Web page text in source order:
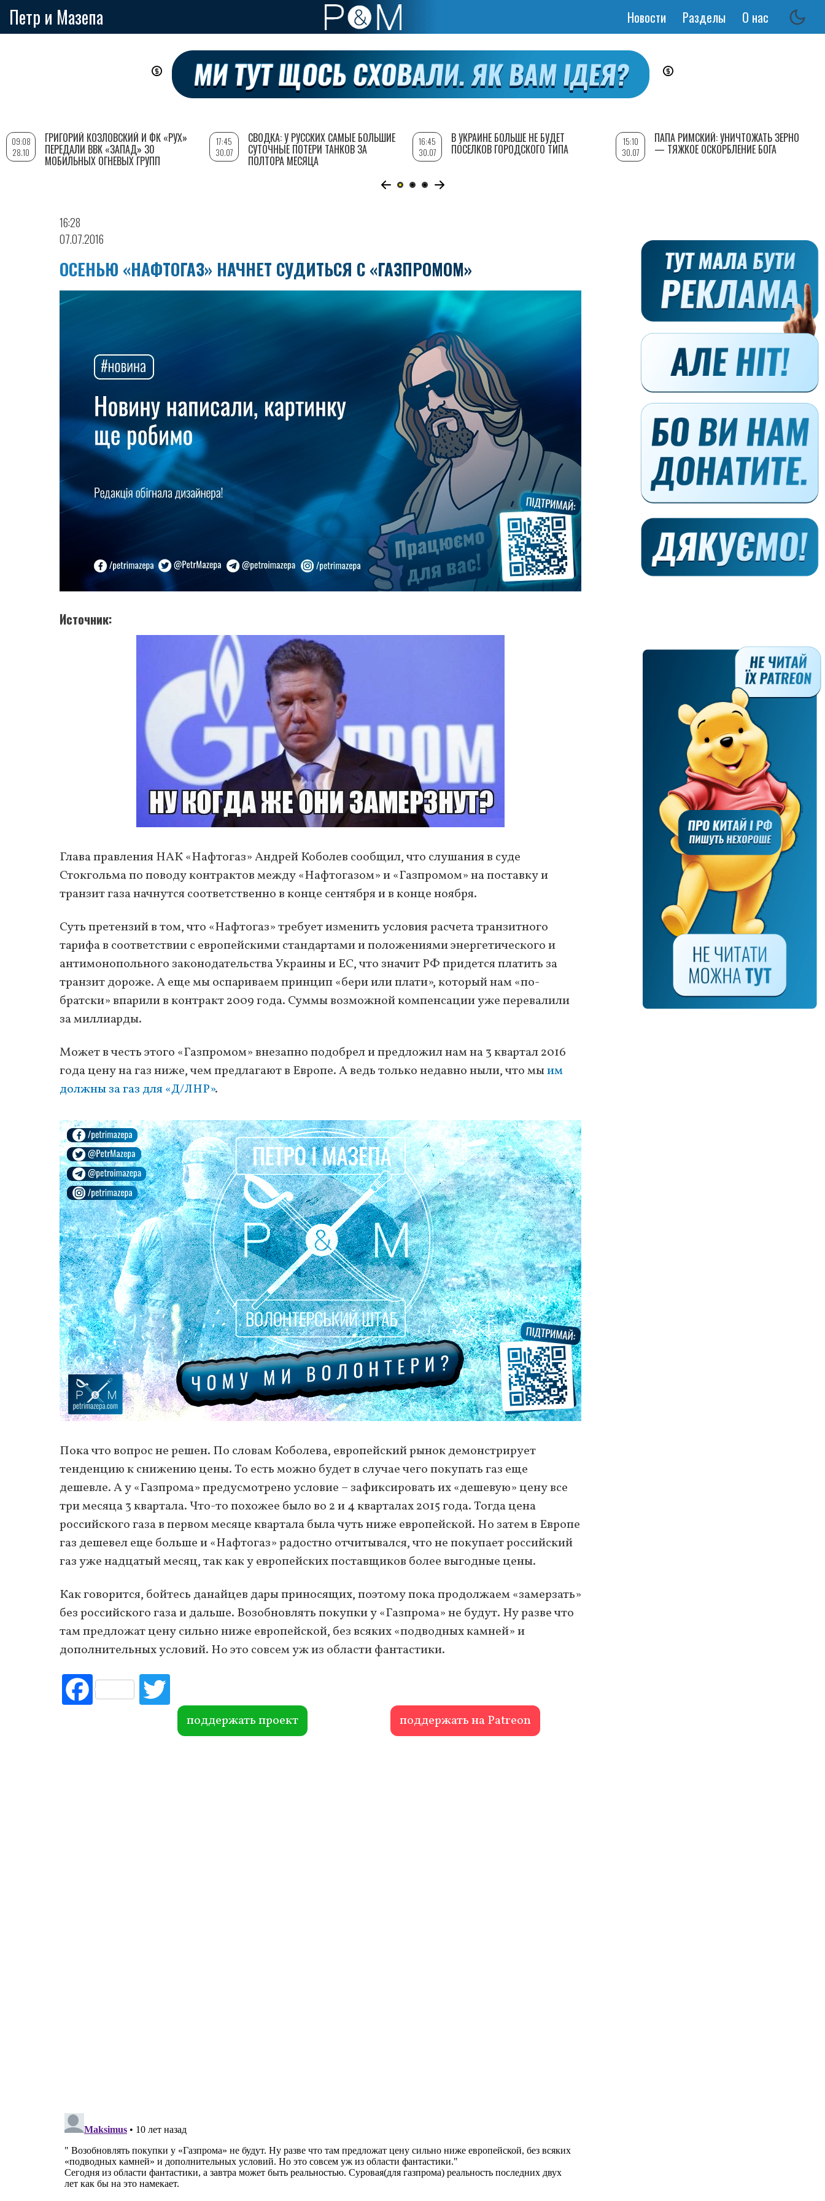
Петр и Мазепа
Основная
Новости Разделы О нас
16:28
07.07.2016
ОСЕНЬЮ «НАФТОГАЗ» НАЧНЕТ СУДИТЬСЯ С «ГАЗПРОМОМ»
Источник
Глава правления НАК «Нафтогаз» Андрей Коболев сообщил, что слушания в суде
Стокгольма по поводу контрактов между «Нафтогазом» и «Газпромом» на поставку и
транзит газа начнутся соответственно в конце сентября и в конце ноября.
Суть претензий в том, что «Нафтогаз» требует изменить условия расчета транзитного
тарифа в соответствии с европейскими стандартами и положениями энергетического и
антимонопольного законодательства Украины и ЕС, что значит РФ придется платить за
транзит дороже. А еще мы оспариваем принцип «бери или плати», который нам «по-
братски» впарили в контракт 2009 года. Суммы возможной компенсации уже перевалили
за миллиарды.
Может в честь этого «Газпромом» внезапно подобрел и предложил нам на 3 квартал 2016
года цену на газ ниже, чем предлагают в Европе. А ведь только недавно ныли, что мыим
должны за газ для «Д/ЛНР».
Пока что вопрос не решен. По словам Коболева, европейский рынок демонстрирует
тенденцию к снижению цены. То есть можно будет в случае чего покупать газ еще
дешевле. А у «Газпрома» предусмотрено условие – зафиксировать их «дешевую» цену все
три месяца 3 квартала. Что-то похожее было во 2 и 4 кварталах 2015 года. Тогда цена
российского газа в первом месяце квартала была чуть ниже европейской. Но затем в Европе
газ дешевел еще больше и «Нафтогаз» радостно отчитывался, что не покупает российский
газ уже надцатый месяц, так как у европейских поставщиков более выгодные цены.
Как говорится, бойтесь данайцев дары приносящих, поэтому пока продолжаем «замерзать»
без российского газа и дальше. Возобновлять покупки у «Газпрома» не будут. Ну разве что
там предложат цену сильно ниже европейской, без всяких «подводных камней» и
дополнительных условий. Но это совсем уж из области фантастики.
Fac
ebo itte
r поддержать проект поддержать на Patreon
09:08
28.10
ГРИГОРИЙ КОЗЛОВСКИЙ И ФК «РУХ»
ПЕРЕДАЛИ ВВК «ЗАПАД» 30
МОБИЛЬНЫХ ОГНЕВЫХ ГРУПП
17:45
30.07
СВОДКА: У РУССКИХ САМЫЕ БОЛЬШИЕ
СУТОЧНЫЕ ПОТЕРИ ТАНКОВ ЗА
ПОЛТОРА МЕСЯЦА
16:45
30.07
В УКРАИНЕ БОЛЬШЕ НЕ БУДЕТ
ПОСЕЛКОВ ГОРОДСКОГО ТИПА
15:10
30.07
ПАПА РИМСКИЙ: УНИЧТОЖАТЬ ЗЕРНО
— ТЯЖКОЕ ОСКОРБЛЕНИЕ БОГА